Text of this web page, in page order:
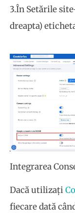
3.În Setările
dreapta)
Integrarea
Dacă utilizați
fiecare dată